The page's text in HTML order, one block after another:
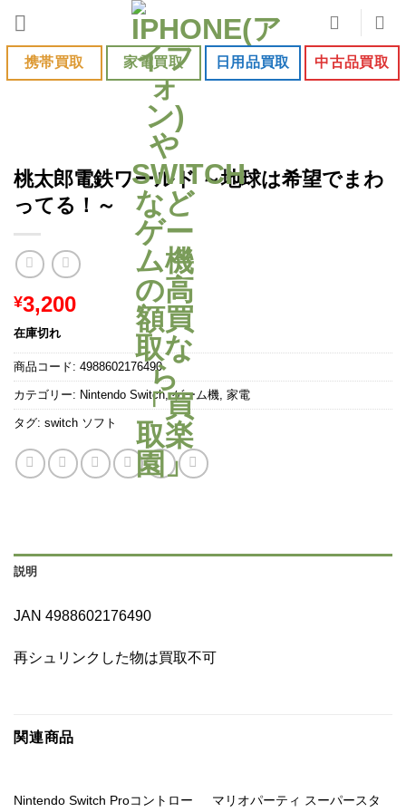
content携帯買取 家電買取 日用品買取 中古品買取
桃太郎電鉄ワールド ～地球は希望でまわ
ってる！～
¥3,200
在庫切れ
商品コード: 4988602176490
カテゴリー: Nintendo Switch,ゲーム機 家電
タグ: switch ソフト
説明
JAN 4988602176490
再シュリンクした物は買取不可
関連商品
Nintendo Switch Proコントロー マリオパーティ スーパースタ